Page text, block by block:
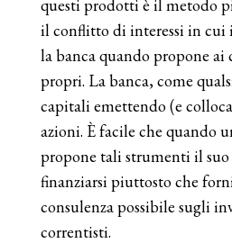
questi prodotti è il metodo
il conflitto di interessi in cui
la banca quando propone
propri. La banca, come
capitali emettendo (e
azioni. È facile che quando
propone tali strumenti il suo
finanziarsi piuttosto che
consulenza possibile sugli
correntisti.